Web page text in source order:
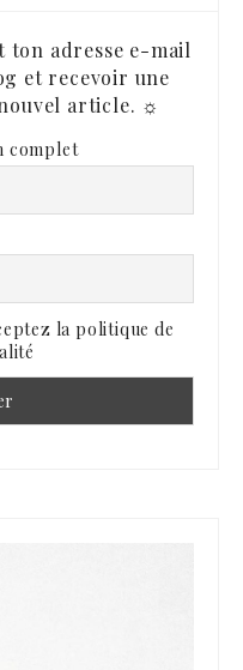
ton adresse e-mail
et recevoir une
article. ☼
complet
la politique de